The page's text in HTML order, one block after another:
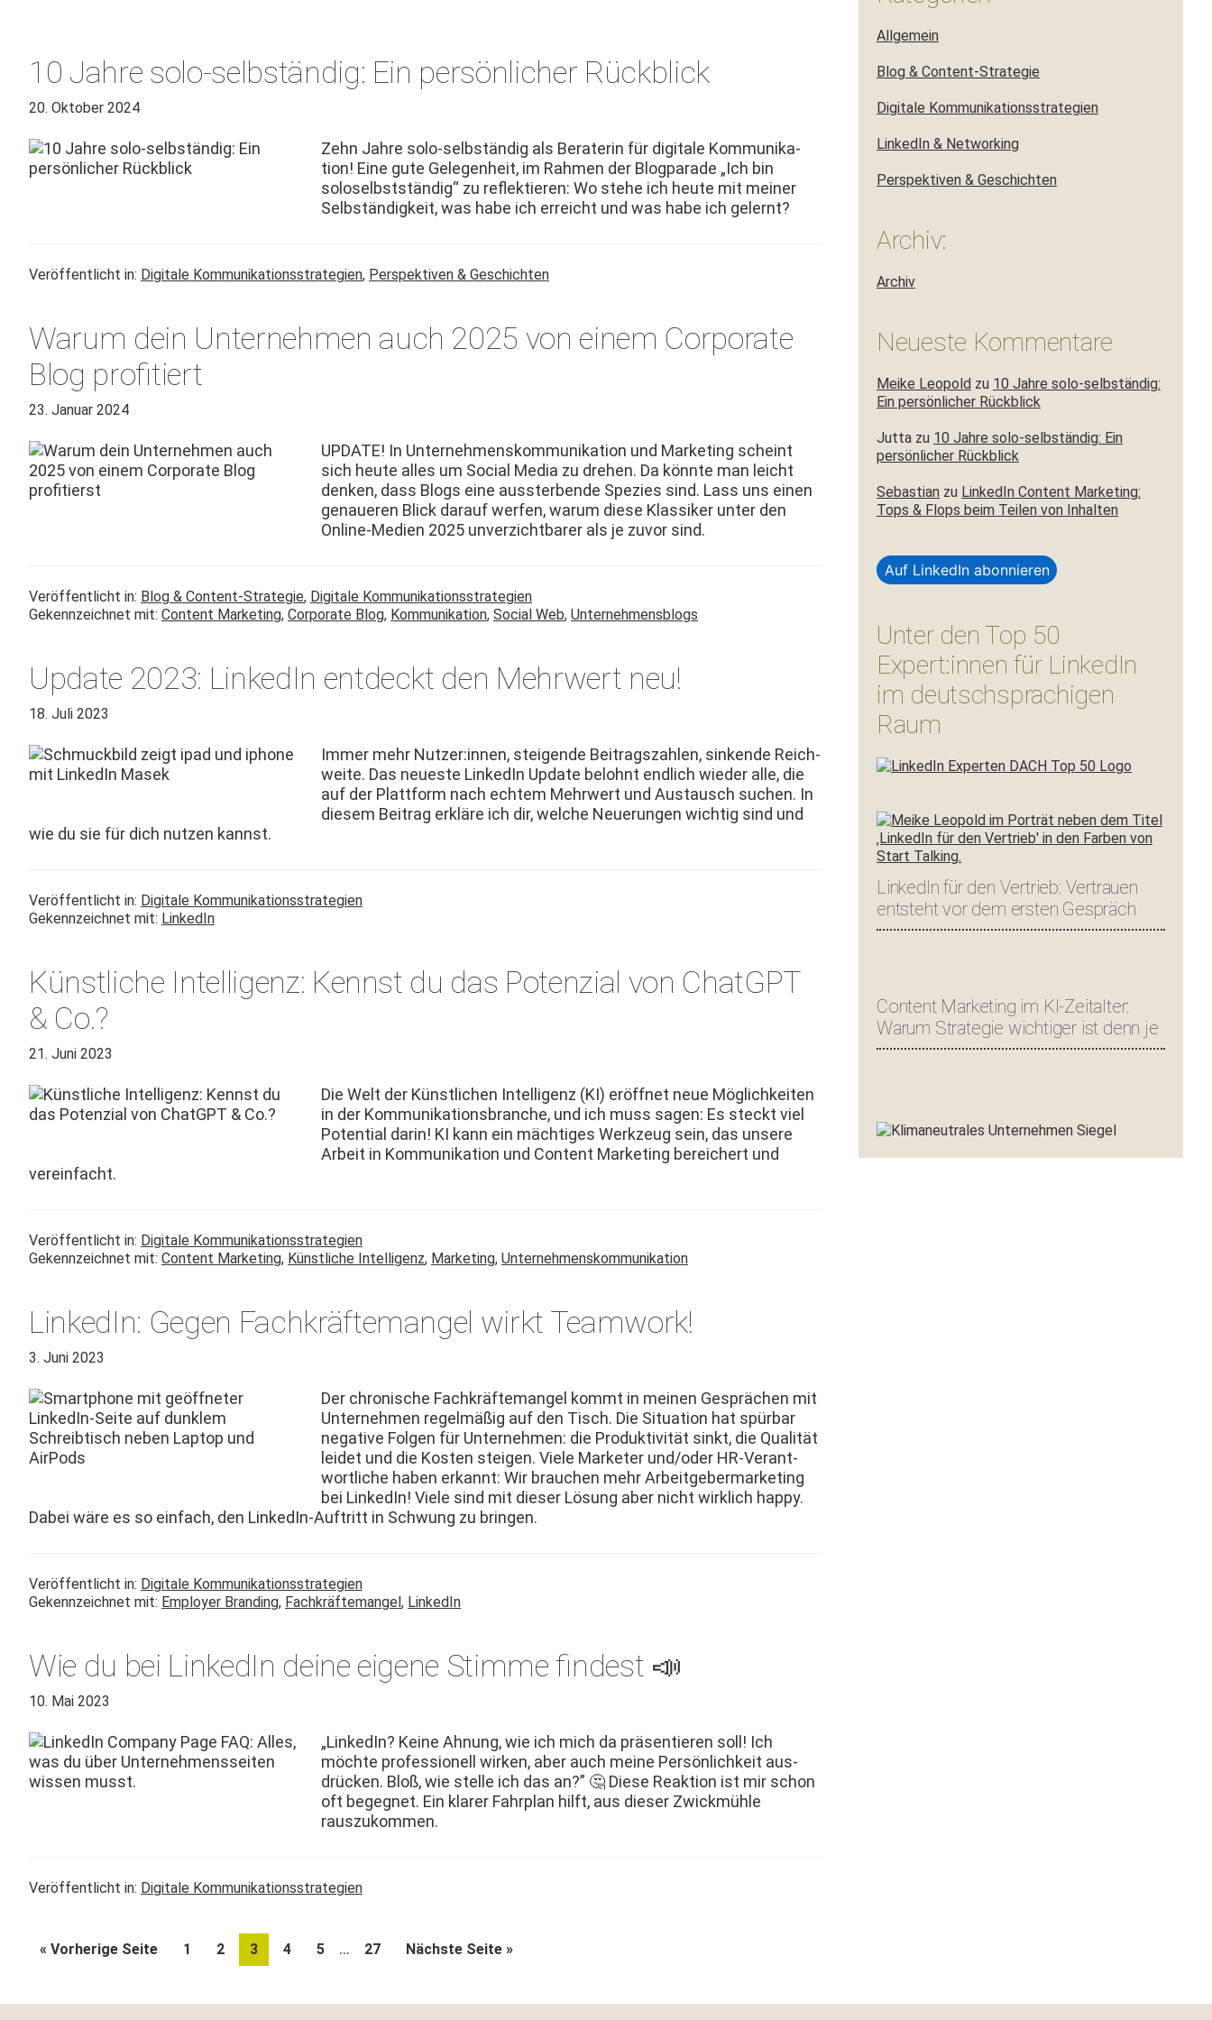
10 Jahre solo-selbständig: Ein persönlicher Rückblick
20. Oktober 2024
Zehn Jahre solo-selb­ständig als Bera­terin für dig­i­tale Kom­mu­nika­
tion! Eine gute Gele­gen­heit, im Rah­men der Blog­pa­rade „Ich bin
soloselb­st­ständig“ zu reflek­tieren: Wo ste­he ich heute mit mein­er
Selb­ständigkeit, was habe ich erre­icht und was habe ich gelernt?
Veröffentlicht in: Digitale Kommunikationsstrategien, Perspektiven & Geschichten
Warum dein Unternehmen auch 2025 von einem Corporate
Blog profitiert
23. Januar 2024
UPDATE! In Unternehmen­skom­mu­nika­tion und Mar­ket­ing scheint
sich heute alles um Social Media zu drehen. Da kön­nte man leicht
denken, dass Blogs eine ausster­bende Spezies sind. Lass uns einen
genaueren Blick darauf wer­fen, warum diese Klas­sik­er unter den
Online-Medi­en 2025 unverzicht­bar­er als je zuvor sind.
Veröffentlicht in: Blog & Content-Strategie, Digitale Kommunikationsstrategien
Gekennzeichnet mit: Content Marketing, Corporate Blog, Kommunikation, Social Web, Unternehmensblogs
Update 2023: LinkedIn entdeckt den Mehrwert neu!
18. Juli 2023
Immer mehr Nutzer:innen, steigende Beitragszahlen, sink­ende Reich­
weite. Das neueste LinkedIn Update belohnt endlich wieder alle, die
auf der Plat­tform nach echtem Mehrw­ert und Aus­tausch suchen. In
diesem Beitrag erk­läre ich dir, welche Neuerun­gen wichtig sind und
wie du sie für dich nutzen kannst.
Veröffentlicht in: Digitale Kommunikationsstrategien
Gekennzeichnet mit: LinkedIn
Künstliche Intelligenz: Kennst du das Potenzial von ChatGPT
& Co.?
21. Juni 2023
Die Welt der Kün­stlichen Intel­li­genz (KI) eröffnet neue Möglichkeit­en
in der Kom­mu­nika­tions­branche, und ich muss sagen: Es steckt viel
Poten­tial darin! KI kann ein mächtiges Werkzeug sein, das unsere
Arbeit in Kom­mu­nika­tion und Con­tent Mar­ket­ing bere­ichert und
vereinfacht.
Veröffentlicht in: Digitale Kommunikationsstrategien
Gekennzeichnet mit: Content Marketing, Künstliche Intelligenz, Marketing, Unternehmenskommunikation
LinkedIn: Gegen Fachkräftemangel wirkt Teamwork!
3. Juni 2023
Der chro­nis­che Fachkräfte­man­gel kommt in meinen Gesprächen mit
Unternehmen regelmäßig auf den Tisch. Die Sit­u­a­tion hat spür­bar
neg­a­tive Fol­gen für Unternehmen: die Pro­duk­tiv­ität sinkt, die Qual­ität
lei­det und die Kosten steigen. Viele Mar­keter und/oder HR-Ver­ant­
wortliche haben erkan­nt: Wir brauchen mehr Arbeit­ge­ber­mar­ket­ing
bei LinkedIn! Viele sind mit dieser Lösung aber nicht wirk­lich hap­py.
Dabei wäre es so ein­fach, den LinkedIn-Auftritt in Schwung zu bringen.
Veröffentlicht in: Digitale Kommunikationsstrategien
Gekennzeichnet mit: Employer Branding, Fachkräftemangel, LinkedIn
Wie du bei LinkedIn deine eigene Stimme findest 📣
10. Mai 2023
„LinkedIn? Keine Ahnung, wie ich mich da präsen­tieren soll! Ich
möchte pro­fes­sionell wirken, aber auch meine Per­sön­lichkeit aus­
drück­en. Bloß, wie stelle ich das an?” 🤔 Diese Reak­tion ist mir schon
oft begeg­net. Ein klar­er Fahrplan hil­ft, aus dieser Zwick­müh­le
rauszukommen.
Veröffentlicht in: Digitale Kommunikationsstrategien
« Vorherige Seiteaufrufen
Seite
1 Seite
2 Seite
3 Seite
4 Seite
5
Weggelassene
… Seite
27 Nächste Seite aufrufen
»
Allgemein
Blog & Content-Strategie
Digitale Kommunikationsstrategien
LinkedIn & Networking
Perspektiven & Geschichten
Archiv:
Archiv
Neueste Kommentare
Meike Leopold zu 10 Jahre solo-selbständig:
Ein persönlicher Rückblick
Jutta zu 10 Jahre solo-selbständig: Ein
persönlicher Rückblick
Sebastian zu LinkedIn Content Marketing:
Tops & Flops beim Teilen von Inhalten
Auf LinkedIn abonnieren
Unter den Top 50
Expert:innen für LinkedIn
im deutschsprachigen
Raum
LinkedIn für den Vertrieb: Vertrauen
entsteht vor dem ersten Gespräch
Content Marketing im KI-Zeitalter:
Warum Strategie wichtiger ist denn je